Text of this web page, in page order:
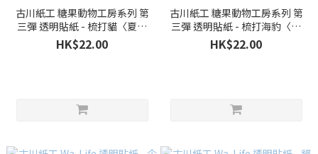
古川紙工 糖果動物工房系列 第
三彈 透明貼紙 - 梳打貓〈夏季
限定〉
HK$22.00
古川紙工 糖果動物工房系列 第
三彈 透明貼紙 - 梳打海豹〈夏
季限定〉
HK$22.00